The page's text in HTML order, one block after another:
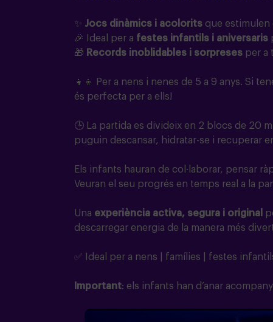
✨ Jocs dinàmics i acolorits que estimulen
🎉 Ideal per a festes infantils i aniversaris
🎁 Records inoblidables i sorpreses per a
👧👦 Per a nens i nenes de 5 a 9 anys. Si
és perfecta per a ells!
🕒 La partida es divideix en 2 blocs de 20
puguin descansar, hidratar-se i recuperar
Els infants hauran de col·laborar, pensar
Veuran el seu progrés en temps real a la
Una experiència activa, segura i original
descarregar energia de la manera més
✅ Ideal per a nens | famílies | festes
Important: els infants han d’anar